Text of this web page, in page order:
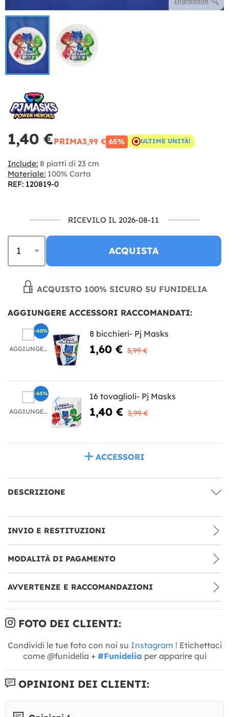
1,40 €PRIMA3,99 € 65% ULTIME UNITÀ!
Include: 8 piatti di 23 cm
Materiale: 100% Carta
REF: 120819-0
RICEVILO IL 2026-08-11
ACQUISTA
ACQUISTO 100% SICURO SU FUNIDELIA
AGGIUNGERE ACCESSORI RACCOMANDATI:
AGGIUNGERE
8 bicchieri- Pj Masks
1,60 € 3,99 €
-60%
AGGIUNGERE
16 tovaglioli- Pj Masks
1,40 € 3,99 €
-65%
ACCESSORI
DESCRIZIONE
INVIO E RESTITUZIONI
MODALITÀ DI PAGAMENTO
AVVERTENZE E RACCOMANDAZIONI
FOTO DEI CLIENTI:
Condividi le tue foto con noi su Instagram ! Etichettaci
come @funidelia + #Funidelia per apparire qui
OPINIONI DEI CLIENTI: